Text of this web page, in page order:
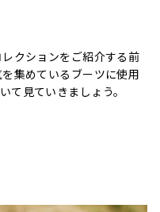
クションをご紹介する前
集めているブーツに使用
て見ていきましょう。